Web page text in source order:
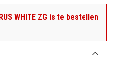
WHITE ZG is te bestellen